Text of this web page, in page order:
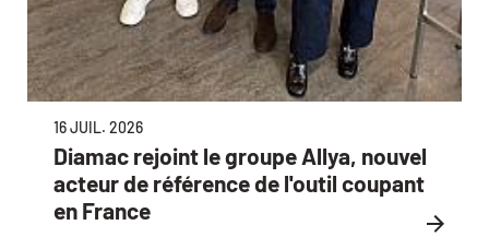
16 JUIL. 2026
Diamac rejoint le groupe Allya, nouvel
acteur de référence de l'outil coupant
en France